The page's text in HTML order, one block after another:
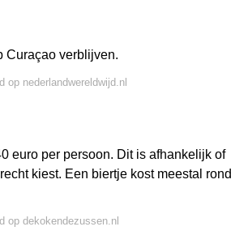
Curaçao verblijven.
op nederlandwereldwijd.nl
euro per persoon. Dit is afhankelijk of
kiest. Een biertje kost meestal rond
op dekokendezussen.nl